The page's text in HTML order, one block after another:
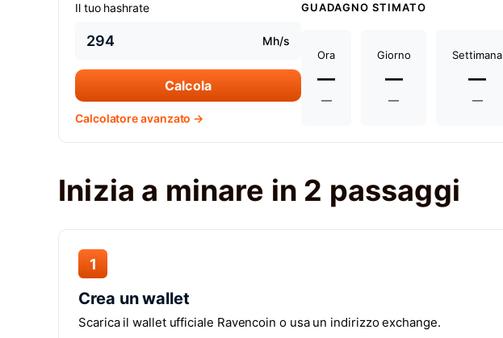
Il tuo hashrate
Mh/s
Calcola
Calcolatore avanzato →
GUADAGNO STIMATO
Ora
—
—
Giorno
—
—
Settimana
—
—
Inizia a minare in 2 passaggi
1
Crea un wallet
Scarica il wallet ufficiale Ravencoin o usa un indirizzo exchange.